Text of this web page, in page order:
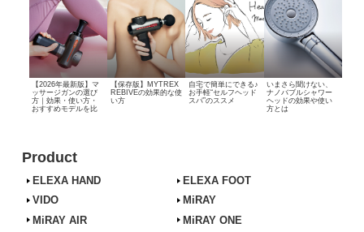
【2026年最新版】マ
ッサージガンの選び
方｜効果・使い方・
おすすめモデルを比
較
【保存版】MYTREX
REBIVEの効果的な使
い方
自宅で簡単にできる♪
お手軽“セルフヘッド
スパ”のススメ
いまさら聞けない、
ナノバブルシャワー
ヘッドの効果や使い
方とは
Product
ELEXA HAND
ELEXA FOOT
VIDO
MiRAY
MiRAY AIR
MiRAY ONE